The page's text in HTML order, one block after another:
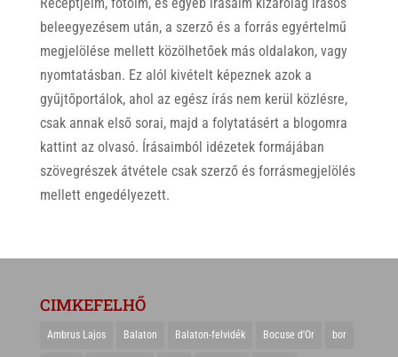
beleegyezésem után, a szerző és a forrás egyértelmű
megjelölése mellett közölhetőek más oldalakon, vagy
nyomtatásban. Ez alól kivételt képeznek azok a
gyűjtőportálok, ahol az egész írás nem kerül közlésre,
csak annak első sorai, majd a folytatásért a blogomra
kattint az olvasó. Írásaimból idézetek formájában
szövegrészek átvétele csak szerző és forrásmegjelölés
mellett engedélyezett.
CIMKEFELHŐ
Ambrus Lajos Balaton Balaton-felvidék Bocuse d'Or bor